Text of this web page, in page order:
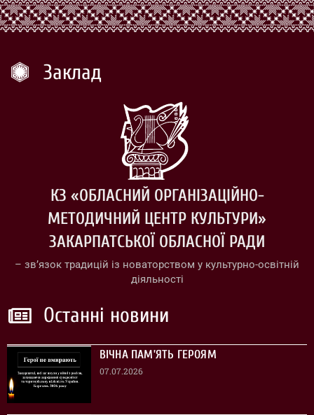
Заклад
КЗ «ОБЛАСНИЙ ОРГАНІЗАЦІЙНО-
МЕТОДИЧНИЙ ЦЕНТР КУЛЬТУРИ»
ЗАКАРПАТСЬКОЇ ОБЛАСНОЇ РАДИ
– зв’язок традицій із новаторством у культурно-освітній
діяльності
Останні новини
ВІЧНА ПАМ’ЯТЬ ГЕРОЯМ
07.07.2026